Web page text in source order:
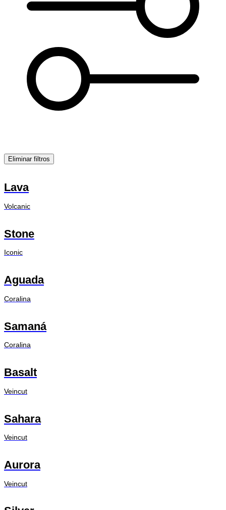
Eliminar filtros
Lava
Volcanic
Stone
Iconic
Aguada
Coralina
Samaná
Coralina
Basalt
Veincut
Sahara
Veincut
Aurora
Veincut